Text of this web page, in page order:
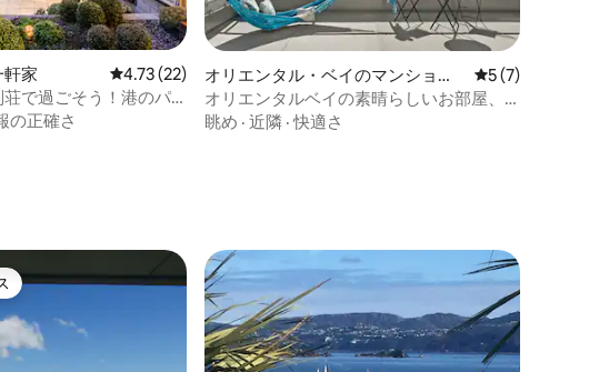
の平均評価
家 レビュー22件、5つ星中4.73つ星の平均評価
4.73 (22)
で過ごそう！港のパ
しめます
の正確さ
オリエンタル・ベイのマンショ
ン・アパート
レビュー7件、5
5 (7)
オリエンタルベイの素晴らしいお部屋、
ベッドルーム2室、専用屋上テラス
眺め · 近隣 ·快適さ
ョイスです。